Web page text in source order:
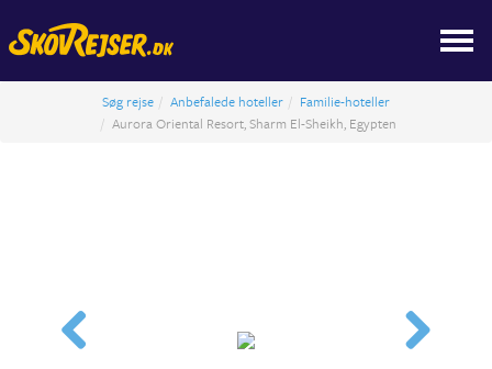
Søg rejse Anbefalede hoteller
Familie-hoteller
Aurora Oriental Resort, Sharm El-Sheikh, Egypten